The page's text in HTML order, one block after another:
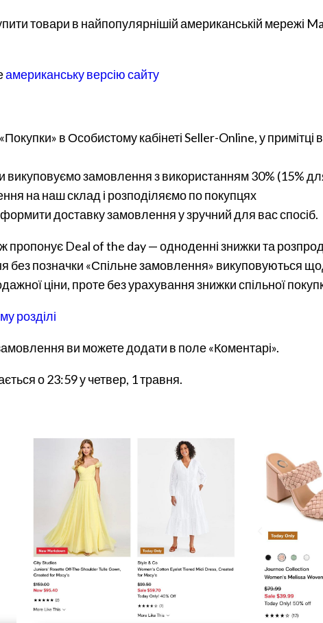
товари в найпопулярнішій американській мережі
американську версію сайту
в Особистому кабінеті Seller-Online, у примітці
викуповуємо замовлення з використанням 30% (15%
на наш склад і розподіляємо по покупцях
доставку замовлення у зручний для вас спосіб.
пропонує Deal of the day — одноденні знижки та
без позначки «Спільне замовлення» викуповуються
ціни, проте без урахування знижки спільної
розділі
ви можете додати в поле «Коментарі».
о 23:59 у четвер, 1 травня.